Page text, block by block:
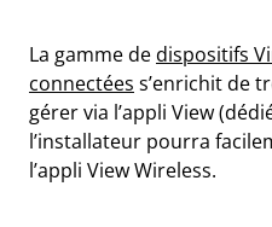
La gamme dedispositifs
connectées s’enrichit de
gérer via l’appli View
l’installateur pourra
l’appli View Wireless.